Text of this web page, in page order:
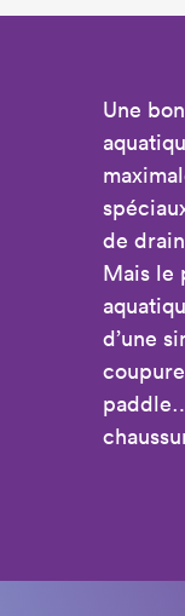
Une
de
Mais le
d’une